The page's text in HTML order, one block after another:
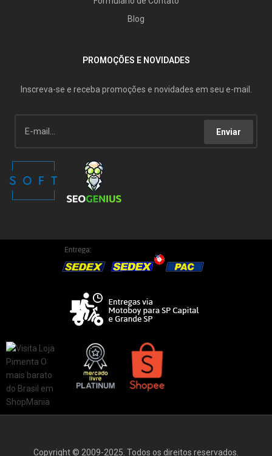
Blog
PROMOÇÕES E NOVIDADES
Inscreva-se e receba promoções e novidades em seu e-mail.
Enviar
Copyright © 2009-2025. Todos os direitos reservados.